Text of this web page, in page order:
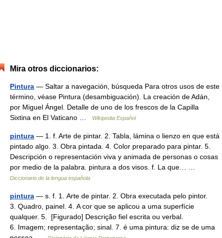
Mira otros diccionarios:
Pintura — Saltar a navegación, búsqueda Para otros usos de este
término, véase Pintura (desambiguación). La creación de Adán,
por Miguel Ángel. Detalle de uno de los frescos de la Capilla
Sixtina en El Vaticano …
Wikipedia Español
pintura — 1. f. Arte de pintar. 2. Tabla, lámina o lienzo en que está
pintado algo. 3. Obra pintada. 4. Color preparado para pintar. 5.
Descripción o representación viva y animada de personas o cosas
por medio de la palabra. pintura a dos visos. f. La que… …
Diccionario de la lengua española
pintura — s. f. 1. Arte de pintar. 2. Obra executada pelo pintor.
3. Quadro, painel. 4. A cor que se aplicou a uma superfície
qualquer. 5. [Figurado] Descrição fiel escrita ou verbal.
6. Imagem; representação; sinal. 7. é uma pintura: diz se de uma